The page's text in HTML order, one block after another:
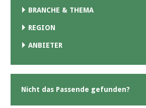
BRANCHE & THEMA
REGION
ANBIETER
Nicht das Passende gefunden?